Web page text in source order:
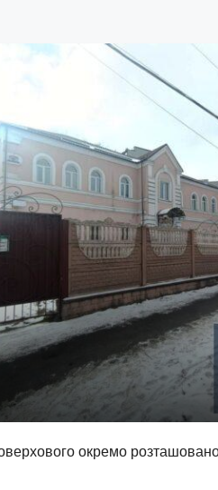
окремо